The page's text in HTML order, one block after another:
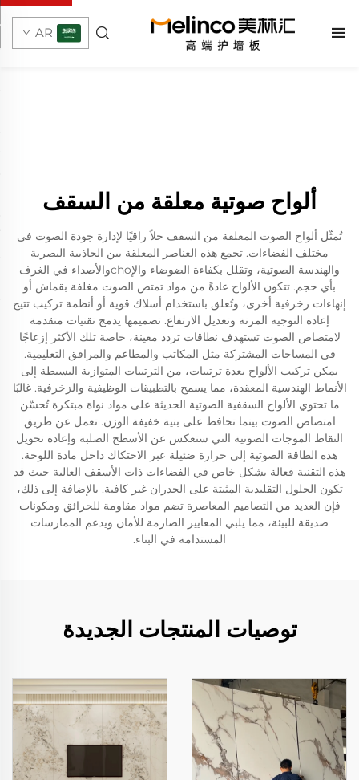
AR
ألواح صوتية معلقة من السقف
تُمثّل ألواح الصوت المعلقة من السقف حلاً راقيًا لإدارة جودة الصوت في
مختلف الفضاءات. تجمع هذه العناصر المعلقة بين الجاذبية البصرية
والهندسة الصوتية، وتقلل بكفاءة الضوضاء والإchoوالأصداء في الغرف
بأي حجم. تتكون الألواح عادةً من مواد تمتص الصوت مغلفة بقماش أو
إنهاءات زخرفية أخرى، وتُعلق باستخدام أسلاك قوية أو أنظمة تركيب تتيح
إعادة التوجيه المرنة وتعديل الارتفاع. تصميمها يدمج تقنيات متقدمة
لامتصاص الصوت تستهدف نطاقات تردد معينة، خاصة تلك الأكثر إزعاجًا
في المساحات المشتركة مثل المكاتب والمطاعم والمرافق التعليمية.
يمكن تركيب الألواح بعدة ترتيبات، من الترتيبات المتوازية البسيطة إلى
الأنماط الهندسية المعقدة، مما يسمح بالتطبيقات الوظيفية والزخرفية. غالبًا
ما تحتوي الألواح السقفية الصوتية الحديثة على مواد نواة مبتكرة تُحسّن
امتصاص الصوت بينما تحافظ على بنية خفيفة الوزن. تعمل عن طريق
التقاط الموجات الصوتية التي ستعكس عن الأسطح الصلبة وإعادة تحويل
هذه الطاقة الصوتية إلى حرارة ضئيلة عبر الاحتكاك داخل مادة اللوحة.
هذه التقنية فعالة بشكل خاص في الفضاءات ذات الأسقف العالية حيث قد
تكون الحلول التقليدية المثبتة على الجدران غير كافية. بالإضافة إلى ذلك،
فإن العديد من التصاميم المعاصرة تضم مواد مقاومة للحرائق ومكونات
صديقة للبيئة، مما يلبي المعايير الصارمة للأمان ويدعم الممارسات
المستدامة في البناء.
توصيات المنتجات الجديدة